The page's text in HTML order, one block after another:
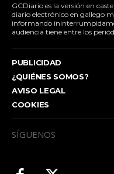
GCDiario es la versión en
diario electrónico en gallego
informando
audiencia tiene entre los
PUBLICIDAD
¿QUIÉNES SOMOS?
AVISO LEGAL
COOKIES
SÍGUENOS